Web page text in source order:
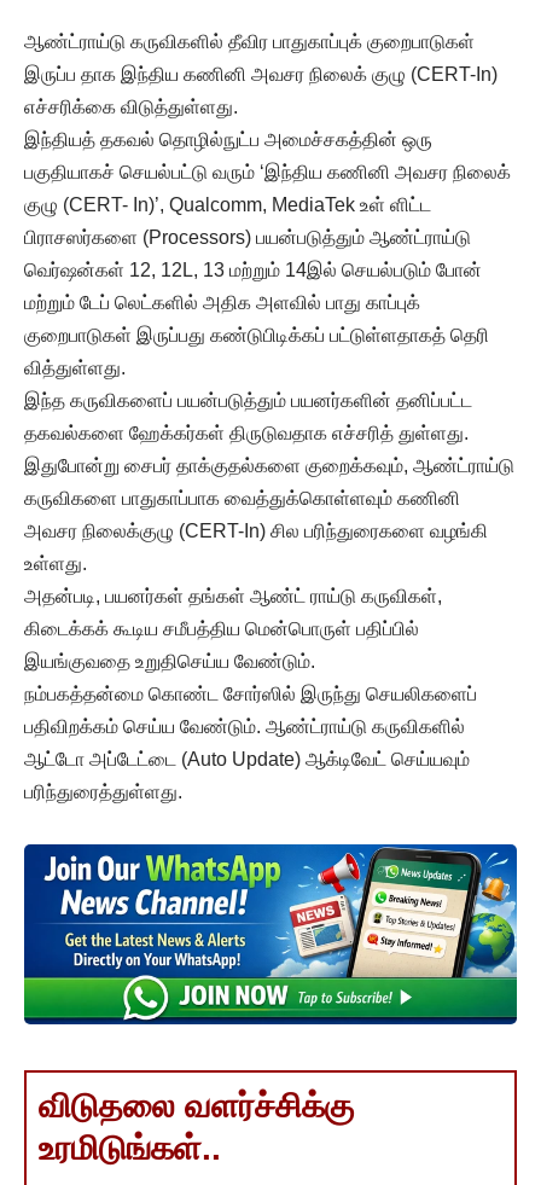
ஆண்ட்ராய்டு கருவிகளில் தீவிர பாதுகாப்புக் குறைபாடுகள்
இருப்ப தாக இந்திய கணினி அவசர நிலைக் குழு (CERT-In)
எச்சரிக்கை விடுத்துள்ளது.
இந்தியத் தகவல் தொழில்நுட்ப அமைச்சகத்தின் ஒரு
பகுதியாகச் செயல்பட்டு வரும் ‘இந்திய கணினி அவசர நிலைக்
குழு (CERT- In)’, Qualcomm, MediaTek உள் ளிட்ட
பிராசஸர்களை (Processors) பயன்படுத்தும் ஆண்ட்ராய்டு
வெர்ஷன்கள் 12, 12L, 13 மற்றும் 14இல் செயல்படும் போன்
மற்றும் டேப் லெட்களில் அதிக அளவில் பாது காப்புக்
குறைபாடுகள் இருப்பது கண்டுபிடிக்கப் பட்டுள்ளதாகத் தெரி
வித்துள்ளது.
இந்த கருவிகளைப் பயன்படுத்தும் பயனர்களின் தனிப்பட்ட
தகவல்களை ஹேக்கர்கள் திருடுவதாக எச்சரித் துள்ளது.
இதுபோன்று சைபர் தாக்குதல்களை குறைக்கவும், ஆண்ட்ராய்டு
கருவிகளை பாதுகாப்பாக வைத்துக்கொள்ளவும் கணினி
அவசர நிலைக்குழு (CERT-In) சில பரிந்துரைகளை வழங்கி
உள்ளது.
அதன்படி, பயனர்கள் தங்கள் ஆண்ட் ராய்டு கருவிகள்,
கிடைக்கக் கூடிய சமீபத்திய மென்பொருள் பதிப்பில்
இயங்குவதை உறுதிசெய்ய வேண்டும்.
நம்பகத்தன்மை கொண்ட சோர்ஸில் இருந்து செயலிகளைப்
பதிவிறக்கம் செய்ய வேண்டும். ஆண்ட்ராய்டு கருவிகளில்
ஆட்டோ அப்டேட்டை (Auto Update) ஆக்டிவேட் செய்யவும்
பரிந்துரைத்துள்ளது.
விடுதலை வளர்ச்சிக்கு
உரமிடுங்கள்..